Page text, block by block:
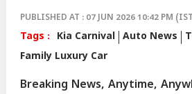
Network)కు
పనిచేస్తున్నారు.
PUBLISHED AT : 07 JUN 2026 10:42 PM
Tags : Kia Carnival Auto News
Family Luxury Car
Breaking News, Anytime,